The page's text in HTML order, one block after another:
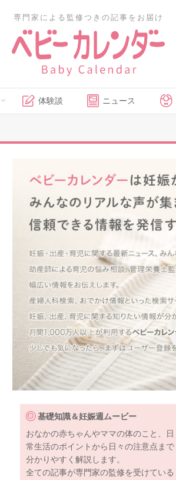
専門家による監修つきの記事をお届け
体験談 ニュース
基礎知識＆妊娠週ムービー
おなかの赤ちゃんやママの体のこと、日
常生活のポイントから日々の注意点まで
分かりやすく解説します。
全ての記事が専門家の監修を受けている